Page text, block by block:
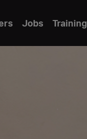
Jobs Training